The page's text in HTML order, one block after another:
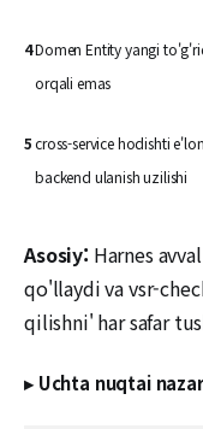
4Domen Entity yangi
orqali emas
5cross-service hodishti
backend ulanish uzilishi
Asosiy: Harnes
qo'llaydi va vsr-
qilishni' har safar
▸ Uchta nuqtai